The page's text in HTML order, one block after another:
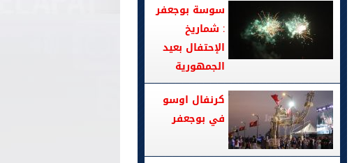
سوسة بوجعفر
: شماريخ
الإحتفال بعيد
الجمهورية
كرنفال اوسو
في بوجعفر